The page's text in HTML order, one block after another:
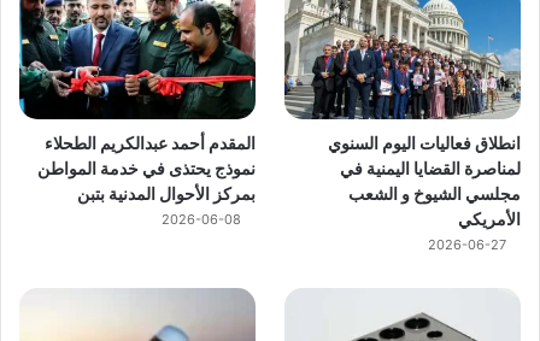
انطلاق فعاليات اليوم السنوي
لمناصرة القضايا اليمنية في
مجلسي الشيوخ و الشعب
الأمريكي
2026-06-27
المقدم أحمد عبدالكريم الطحلاء
نموذج يحتذى في خدمة المواطن
بمركز الأحوال المدنية بتبن
2026-06-08